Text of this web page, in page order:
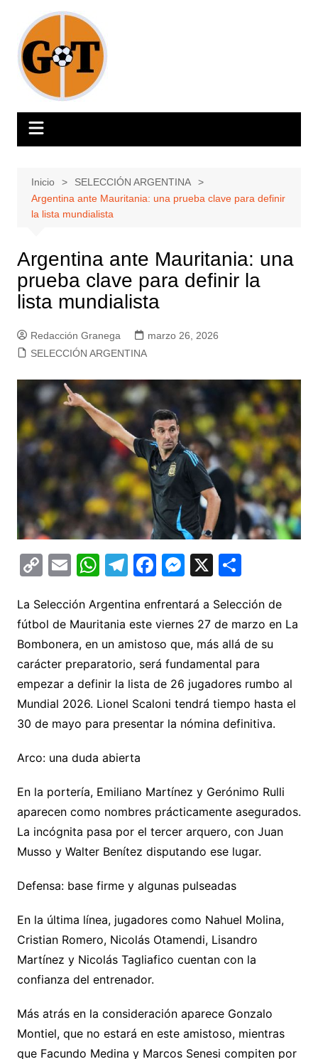
contenido
Inicio
SELECCIÓN ARGENTINA
Argentina ante Mauritania: una prueba clave para definir
la lista mundialista
Argentina ante Mauritania: una
prueba clave para definir la
lista mundialista
Redacción Granega
marzo 26, 2026
SELECCIÓN ARGENTINA
C
p
y
Li
n
k
E
ai
l
W
at
s
A
p
p
T
e
gr
a
m
F
c
e
b
o
o
k
M
s
s
e
n
g
er
X C
m
p
ar
tir
La Selección Argentina enfrentará a Selección de
fútbol de Mauritania este viernes 27 de marzo en La
Bombonera, en un amistoso que, más allá de su
carácter preparatorio, será fundamental para
empezar a definir la lista de 26 jugadores rumbo al
Mundial 2026. Lionel Scaloni tendrá tiempo hasta el
30 de mayo para presentar la nómina definitiva.
Arco: una duda abierta
En la portería, Emiliano Martínez y Gerónimo Rulli
aparecen como nombres prácticamente asegurados.
La incógnita pasa por el tercer arquero, con Juan
Musso y Walter Benítez disputando ese lugar.
Defensa: base firme y algunas pulseadas
En la última línea, jugadores como Nahuel Molina,
Cristian Romero, Nicolás Otamendi, Lisandro
Martínez y Nicolás Tagliafico cuentan con la
confianza del entrenador.
Más atrás en la consideración aparece Gonzalo
Montiel, que no estará en este amistoso, mientras
que Facundo Medina y Marcos Senesi compiten por